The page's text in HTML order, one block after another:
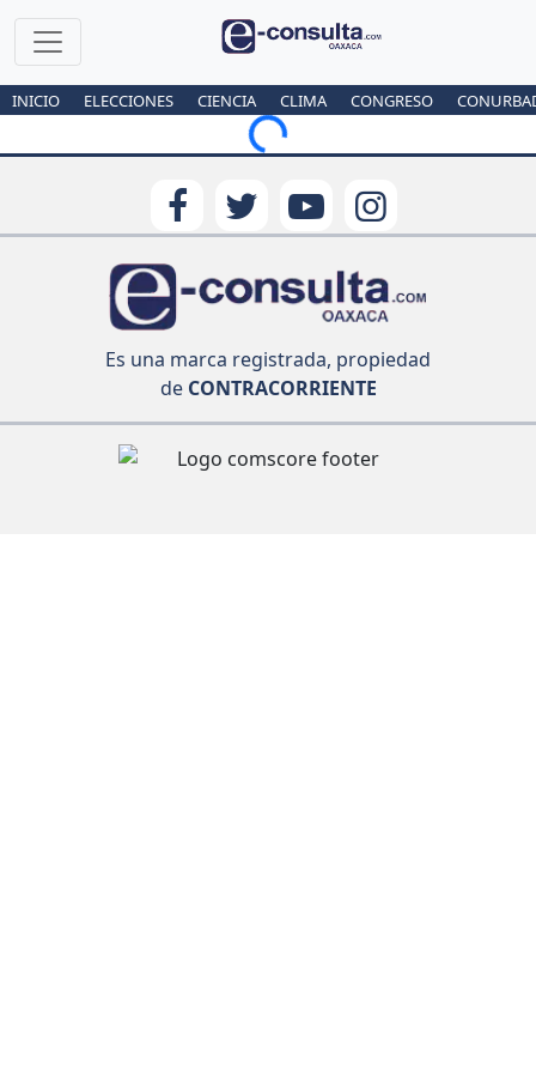
INICIO ELECCIONES CIENCIA CLIMA CONGRESO
Loading...
Es una marca registrada, propiedad
deCONTRACORRIENTE